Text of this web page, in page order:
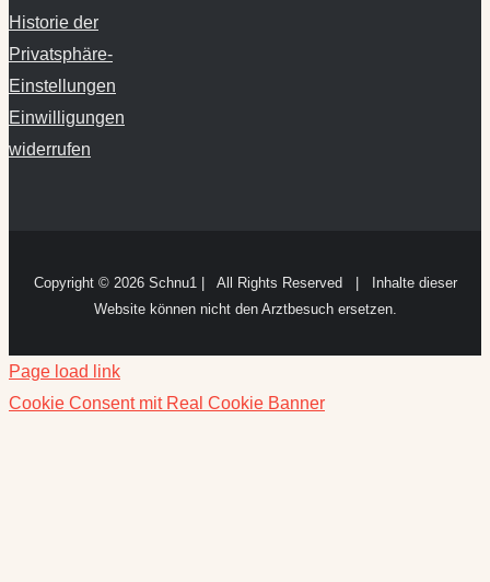
Privatsphäre-
Einstellungen
Einwilligungen
widerrufen
Website können nicht den Arztbesuch ersetzen.
Cookie Consent mit Real Cookie Banner